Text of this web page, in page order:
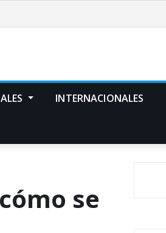
INTERNACIONALES
se